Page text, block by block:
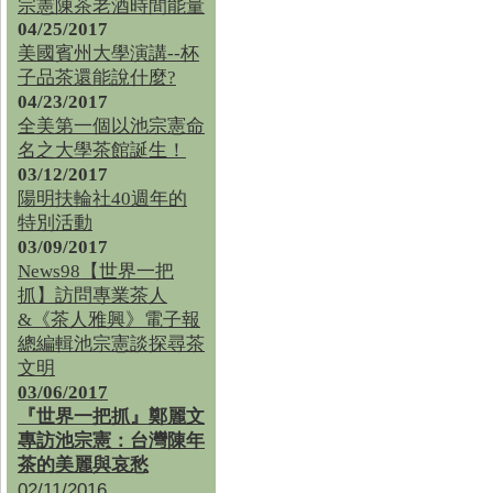
宗憲陳茶老酒時間能量
04/25/2017
美國賓州大學演講--杯
子品茶還能說什麼?
04/23/2017
全美第一個以池宗憲命
名之大學茶館誕生！
03/12/2017
陽明扶輪社40週年的
特別活動
03/09/2017
News98【世界一把
抓】訪問專業茶人
&《茶人雅興》電子報
總編輯池宗憲談探尋茶
文明
03/06/2017
『世界一把抓』鄭麗文
專訪池宗憲：台灣陳年
茶的美麗與哀愁